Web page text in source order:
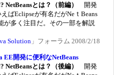
NetBeansとは？（前編） 開発
ばEclipseが有名だがNeｔBeans
が多く注目だ。その一部を解説
Solution 」フォーラム 2008/2/18
EE開発に便利なNetBeans
NetBeansとは？（後編） 開発